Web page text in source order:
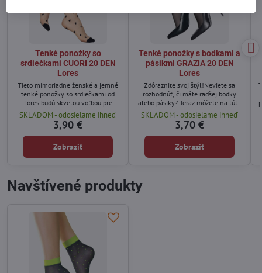
Tenké ponožky so
srdiečkami CUORI 20 DEN
Lores
Tieto mimoriadne ženské a jemné
tenké ponožky so srdiečkami od
Lores budú skvelou voľbou pre
všetky ženy, ktoré chcú osviežiť svoj
šatník.
SKLADOM - odosielame ihneď
3,90 €
Zobraziť
Tenké ponožky s bodkami a
pásikmi GRAZIA 20 DEN
Lores
Zdôraznite svoj štýl!Neviete sa
rozhodnúť, či máte radšej bodky
alebo pásiky? Teraz môžete na túto
dilemu zabudnúť vďaka novému
modelu jemných, originálnych
ponožiek - s bodkami aj prúžkami!
Pri kombinovaní týchto vzorov
môžete teoreticky očakávať chaos,
no tenké ponožky s bodkami a
SKLADOM - odosielame ihneď
3,70 €
Zobraziť
Navštívené produkty